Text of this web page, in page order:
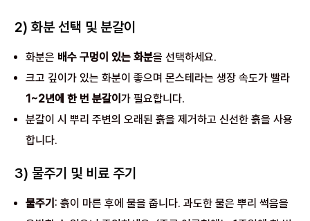
2) 화분 선택 및 분갈이
화분은 배수 구멍이 있는 화분을 선택하세요.
크고 깊이가 있는 화분이 좋으며 몬스테라는 생장 속도가 빨라
1~2년에 한 번 분갈이가 필요합니다.
분갈이 시 뿌리 주변의 오래된 흙을 제거하고 신선한 흙을 사용
합니다.
3) 물주기 및 비료 주기
물주기 : 흙이 마른 후에 물을 줍니다. 과도한 물은 뿌리 썩음을